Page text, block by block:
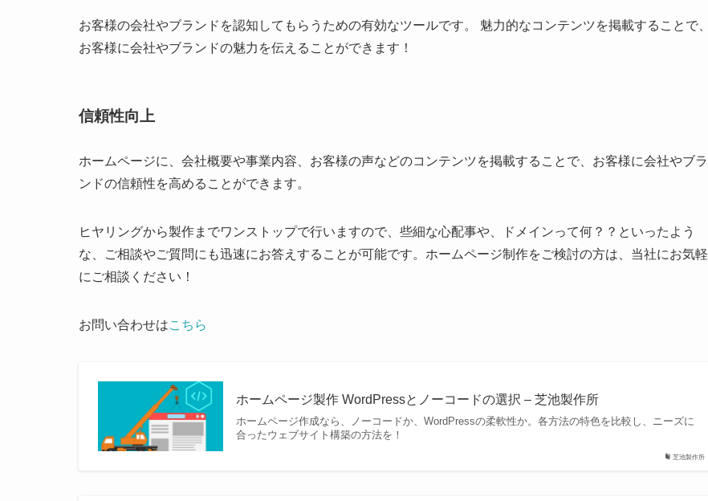
お客様の会社やブランドを認知してもらうための有効なツールです。 魅力的なコンテンツを掲載することで、
お客様に会社やブランドの魅力を伝えることができます！
信頼性向上
ホームページに、会社概要や事業内容、お客様の声などのコンテンツを掲載することで、お客様に会社やブラ
ンドの信頼性を高めることができます。
ヒヤリングから製作までワンストップで行いますので、些細な心配事や、ドメインって何？？といったよう
な、ご相談やご質問にも迅速にお答えすることが可能です。ホームページ制作をご検討の方は、当社にお気軽
にご相談ください！
お問い合わせはこちら
芝池製作所
ホームページ製作 WordPressとノーコードの選択 – 芝池製作所
ホームページ作成なら、ノーコードか、WordPressの柔軟性か。各方法の特色を比較し、ニーズに
合ったウェブサイト構築の方法を！